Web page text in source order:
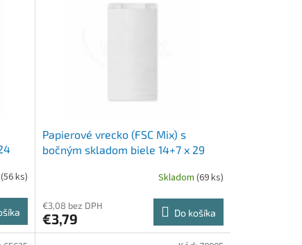
(56 ks)
Papierové vrecko (FSC Mix) s
bočným skladom biele 14+7 x 29
Skladom (69 ks)
€3,08 bez DPH
€3,79 Do košíka